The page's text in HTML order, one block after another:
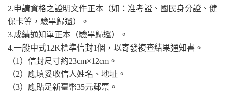
2.申請資格之證明文件正本（如：准考證、國民身分證、健
保卡等，驗畢歸還）。
3.成績通知單正本（驗畢歸還）。
4.一般中式12K標準信封1個，以寄發複查結果通知書。
（1）信封尺寸約23cm×12cm。
（2）應填妥收信人姓名、地址。
（3）應貼足新臺幣35元郵票。